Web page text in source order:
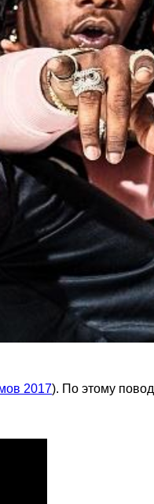
2017). По этому